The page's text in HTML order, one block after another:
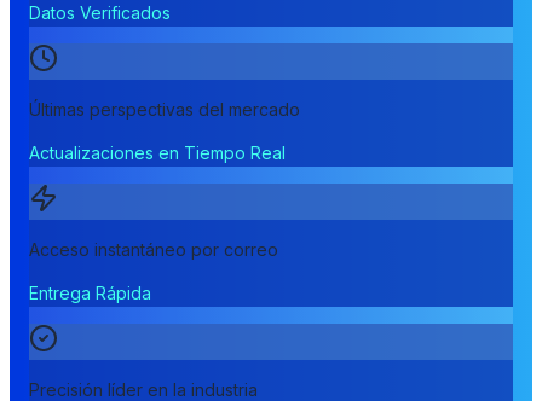
Datos Verificados
Últimas perspectivas del mercado
Actualizaciones en Tiempo Real
Acceso instantáneo por correo
Entrega Rápida
Precisión líder en la industria